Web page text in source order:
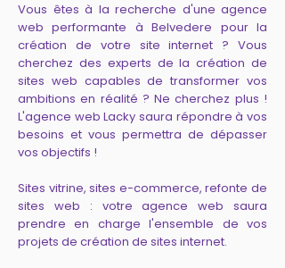
Vous êtes à la recherche d'une agence
web performante à Belvedere pour la
création de votre site internet ? Vous
cherchez des experts de la création de
sites web capables de transformer vos
ambitions en réalité ? Ne cherchez plus !
L'agence web Lacky saura répondre à vos
besoins et vous permettra de dépasser
vos objectifs !
Sites vitrine, sites e-commerce, refonte de
sites web : votre agence web saura
prendre en charge l'ensemble de vos
projets de création de sites internet.